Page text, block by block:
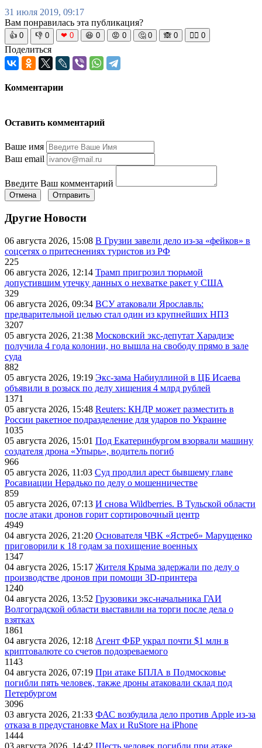
31 июля 2019, 09:17
Вам понравилась эта публикация?
👍 0 👎 0 ❤ 0 😆 0 😡 0 🤔 0 🙈 0 🧘‍♀️ 0
Поделиться
Комментарии
Оставить комментарий
Ваше имя
Ваш email
Введите Ваш комментарий
Отмена Отправить
Другие Новости
06 августа 2026, 15:08 В Грузии завели дело из-за «фейков» в
соцсетях о притеснениях туристов из РФ
225
06 августа 2026, 12:14 Трамп пригрозил тюрьмой
допустившим утечку данных о нехватке ракет у США
329
06 августа 2026, 09:34 ВСУ атаковали Ярославль:
предварительной целью стал один из крупнейших НПЗ
3207
05 августа 2026, 21:38 Московский экс-депутат Харадизе
получила 4 года колонии, но вышла на свободу прямо в зале
суда
882
05 августа 2026, 19:19 Экс-зама Набиуллиной в ЦБ Исаева
объявили в розыск по делу хищения 4 млрд рублей
1371
05 августа 2026, 15:48 Reuters: КНДР может разместить в
России ракетное подразделение для ударов по Украине
1035
05 августа 2026, 15:01 Под Екатеринбургом взорвали машину
создателя дрона «Упырь», водитель погиб
966
05 августа 2026, 11:03 Суд продлил арест бывшему главе
Росавиации Нерадько по делу о мошенничестве
859
05 августа 2026, 07:13 И снова Wildberries. В Тульской области
после атаки дронов горит сортировочный центр
4949
04 августа 2026, 21:20 Основателя ЧВК «Ястреб» Марущенко
приговорили к 18 годам за похищение военных
1347
04 августа 2026, 15:17 Жителя Крыма задержали по делу о
производстве дронов при помощи 3D‑принтера
1240
04 августа 2026, 13:52 Грузовики экс-начальника ГАИ
Волгоградской области выставили на торги после дела о
взятках
1861
04 августа 2026, 12:18 Агент ФБР украл почти $1 млн в
криптовалюте со счетов подозреваемого
1143
04 августа 2026, 07:19 При атаке БПЛА в Подмосковье
погибли пять человек, также дроны атаковали склад под
Петербургом
3096
03 августа 2026, 21:33 ФАС возбудила дело против Apple из-за
отказа в предустановке Max и RuStore на iPhone
1444
03 августа 2026, 14:42 Шесть человек погибли при атаке